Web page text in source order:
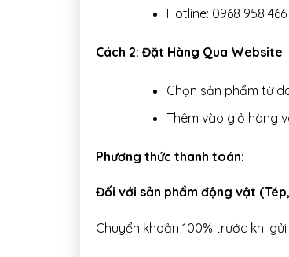
Hotline: 0968 958
Cách 2: Đặt Hàng Qua Website
Chọn sản phẩm từ
Thêm vào giỏ hàng
Phương thức thanh toán:
Đối với sản phẩm động vật
Chuyển khoản 100% trước khi